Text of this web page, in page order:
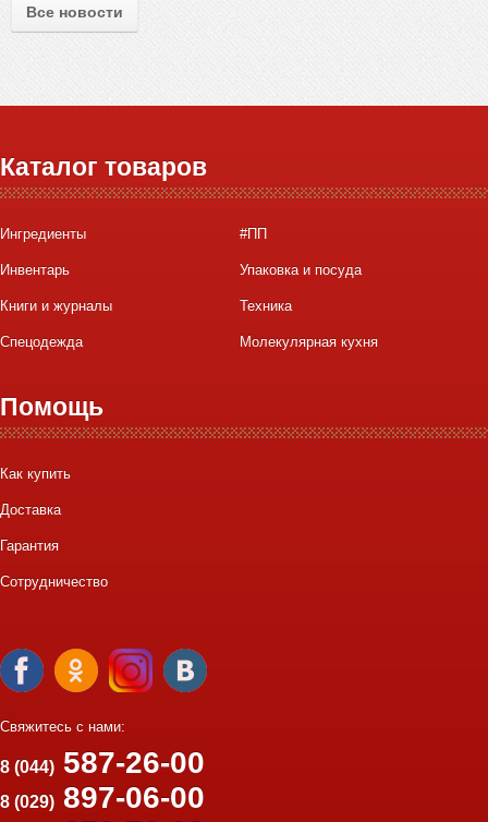
Все новости
Каталог товаров
Ингредиенты #ПП
Инвентарь Упаковка и посуда
Книги и журналы Техника
Спецодежда Молекулярная кухня
Помощь
Как купить
Доставка
Гарантия
Сотрудничество
Свяжитесь с нами:
8 (044) 587-26-00
8 (029) 897-06-00